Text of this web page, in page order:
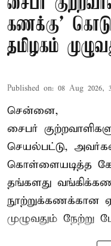
கணக்கு’
தமிழகம்
Published on: 08 Aug 2026,
சென்னை,
சைபர்
செயல்பட்டு,
கொள்ளையடித்த
தங்களது
நூற்றுக்கணக்கான
முழுவதும்